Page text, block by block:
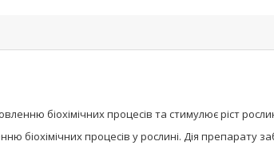
біохімічних процесів та стимулює ріст рослин
біохімічних процесів у рослині. Дія препарату